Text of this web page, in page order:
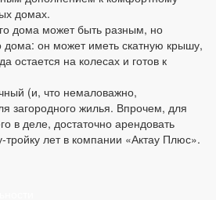
домах.
дома может быть разным, но
он может иметь скатную крышу,
остается на колесах и готов к
(и, что немаловажно,
загородного жилья. Впрочем, для
в деле, достаточно арендовать
лет в компании «Актау Плюс».